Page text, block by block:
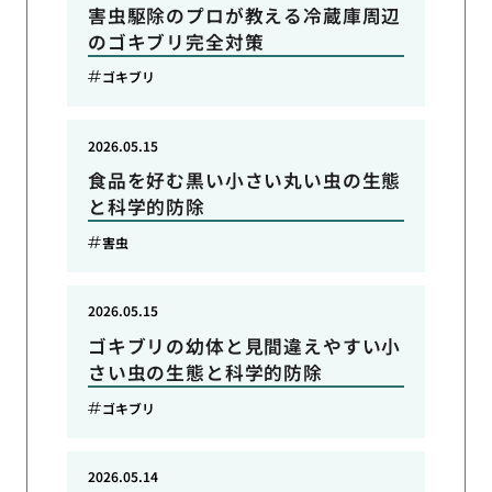
害虫駆除のプロが教える冷蔵庫周辺
のゴキブリ完全対策
ゴキブリ
食品を好む黒い小さい丸い虫の生態
と科学的防除
2026.05.15
害虫
ゴキブリの幼体と見間違えやすい小
さい虫の生態と科学的防除
2026.05.15
ゴキブリ
2026.05.14